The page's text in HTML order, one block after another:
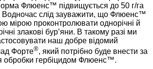
Флюенс™ підвищується до 50 г/га
слід зауважити, що Флюенс™
мірою проконтролювати однорічні й
злакові бур’яни. В такому разі ми
наш добре відомий
Форте®, який потрібно буде внести за
обробки гербіцидом Флюенс™.